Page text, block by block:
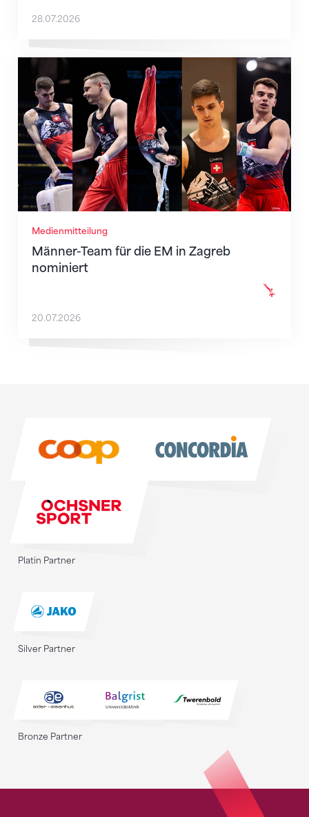
28.07.2026
Medienmitteilung
Männer-Team für die EM in Zagreb
nominiert
Männer-Team für die EM in Zagreb nominiert
20.07.2026
Platin Partner
Silver Partner
Bronze Partner